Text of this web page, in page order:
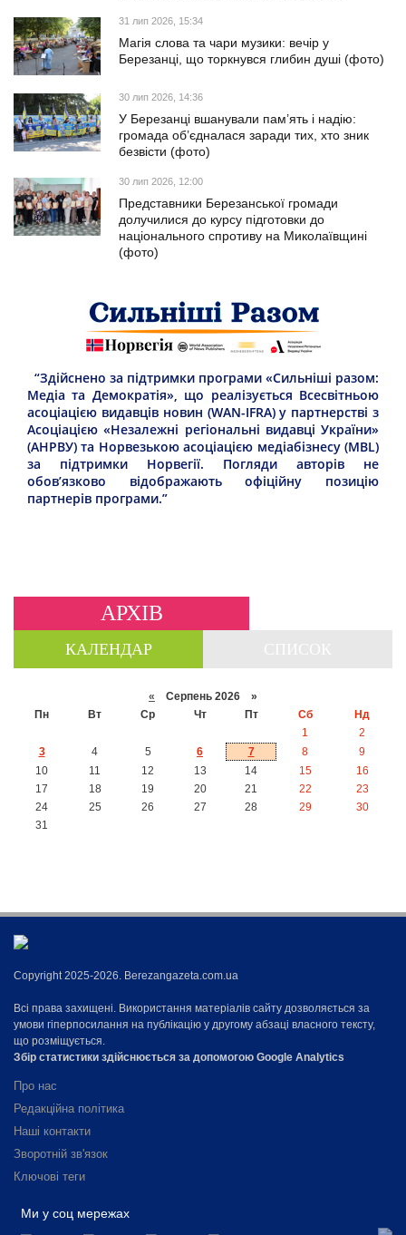
31 лип 2026, 15:34
Магія слова та чари музики: вечір у
Березанці, що торкнувся глибин душі (фото)
30 лип 2026, 14:36
У Березанці вшанували пам’ять і надію:
громада об’єдналася заради тих, хто зник
безвісти (фото)
30 лип 2026, 12:00
Представники Березанської громади
долучилися до курсу підготовки до
національного спротиву на Миколаївщині
(фото)
“Здійснено за підтримки програми «Сильніші разом:
Медіа та Демократія», що реалізується Всесвітньою
асоціацією видавців новин (WAN-IFRA) у партнерстві з
Асоціацією «Незалежні регіональні видавці України»
(АНРВУ) та Норвезькою асоціацією медіабізнесу (MBL)
за підтримки Норвегії. Погляди авторів не
обов’язково відображають офіційну позицію
партнерів програми.”
АРХІВ
КАЛЕНДАР
« Серпень 2026 »
Пн
Вт Ср Чт Пт Сб
Нд
1
2
3
4 5 6 7 8
9
10
11 12 13 14 15
16
17
18 19 20 21 22
23
24
25 26 27 28 29
30
31
Copyright 2025-2026. Berezangazeta.com.ua
Всі права захищені. Використання матеріалів сайту дозволяється за
умови гіперпосилання на публікацію у другому абзаці власного тексту,
що розміщується.
Збір статистики здійснюється за допомогою Google Analytics
Про нас
Редакційна політика
Наші контакти
Зворотній зв'язок
Ключові теги
Ми у соц мережах